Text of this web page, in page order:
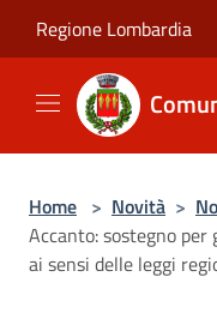
Regione Lombardia
Home > Novità >
Accanto: sostegno
ai sensi delle leggi